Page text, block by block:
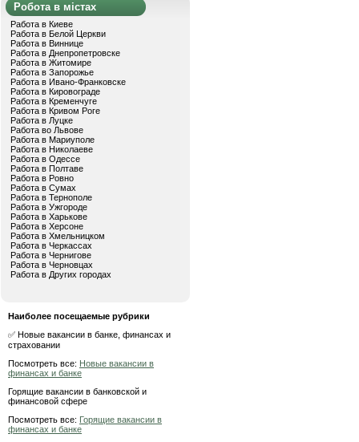
Робота в містах
Работа в Киеве
Работа в Белой Церкви
Работа в Виннице
Работа в Днепропетровске
Работа в Житомире
Работа в Запорожье
Работа в Ивано-Франковске
Работа в Кировограде
Работа в Кременчуге
Работа в Кривом Роге
Работа в Луцке
Работа во Львове
Работа в Мариуполе
Работа в Николаеве
Работа в Одессе
Работа в Полтаве
Работа в Ровно
Работа в Сумах
Работа в Тернополе
Работа в Ужгороде
Работа в Харькове
Работа в Херсоне
Работа в Хмельницком
Работа в Черкассах
Работа в Чернигове
Работа в Черновцах
Работа в Других городах
Наиболее посещаемые рубрики
✅ Новые вакансии в банке, финансах и
страховании
Посмотреть все: Новые вакансии в
финансах и банке
Горящие вакансии в банковской и
финансовой сфере
Посмотреть все: Горящие вакансии в
финансах и банке